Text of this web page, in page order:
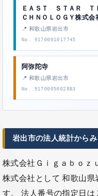
ＥＡＳＴ ＳＴＡＲ Ｔ
ＣＨＮＯＬＯＧＹ株式会
📍 和歌山県岩出市
No. 9170001017745
阿弥陀寺
📍 和歌山県岩出市
No. 9170005002883
岩出市の法人統計から
株式会社Ｇｉｇａｂｏｚ
株式会社として 和歌山
す。 法人番号の指定日